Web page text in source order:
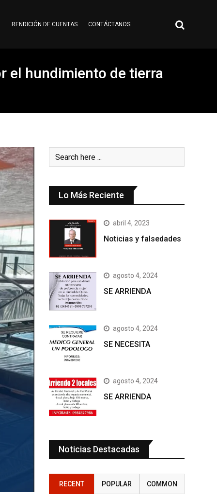
RENDICIÓN DE CUENTAS CONTÁCTANOS
el hundimiento de tierra
Lo Más Reciente
abril 4, 2023
Noticias y falsedades
agosto 4, 2024
SE ARRIENDA
agosto 4, 2024
SE NECESITA
agosto 4, 2024
SE ARRIENDA
Noticias Destacadas
RECENT POPULAR COMMON